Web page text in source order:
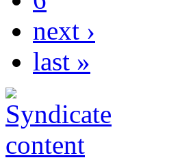
next ›
last »